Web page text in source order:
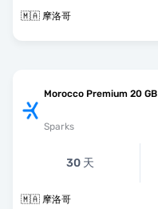
🇲🇦 摩洛哥
Morocco Premium 20 GB
Sparks
30 天
🇲🇦 摩洛哥